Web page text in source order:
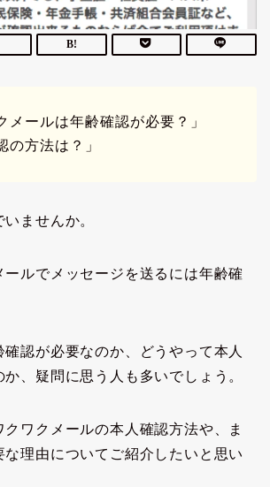
メールは年齢確認が必要？」
の方法は？」
ませんか。
ルでメッセージを送るには年齢確
確認が必要なのか、どうやって本人
、疑問に思う人も多いでしょう。
クワクメールの本人確認方法や、ま
な理由についてご紹介したいと思い